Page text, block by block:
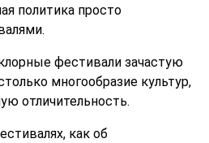
политика просто
фестивали зачастую
многообразие культур,
отличительность.
как об